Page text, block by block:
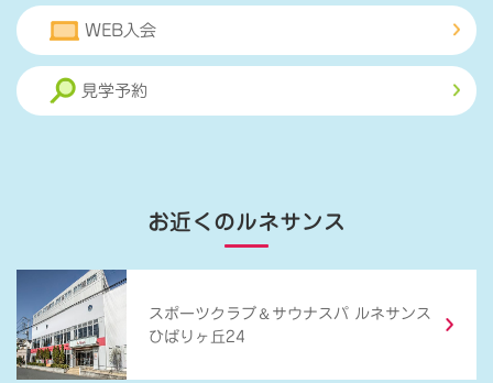
WEB入会
見学予約
お近くのルネサンス
スポーツクラブ ＆ サウナスパ ルネサンス
ひばりヶ丘24